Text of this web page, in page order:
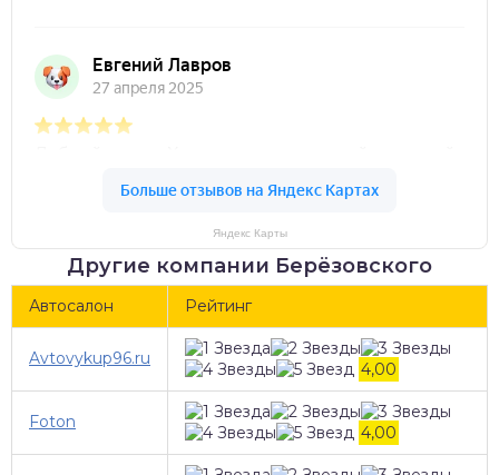
Яндекс Карты
Другие компании Берёзовского
Автосалон Рейтинг
Avtovykup96.ru
4,00
Foton
4,00